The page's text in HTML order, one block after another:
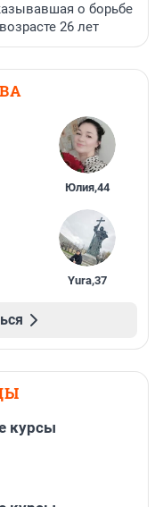
о борьбе
26 лет
Юлия,44
Yura,37
курсы